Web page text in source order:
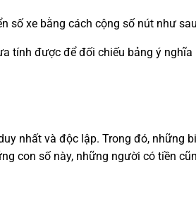
số xe bằng cách cộng số nút như
tính được để đối chiếu bảng ý
nhất và độc lập. Trong đó, những
con số này, những người có tiền